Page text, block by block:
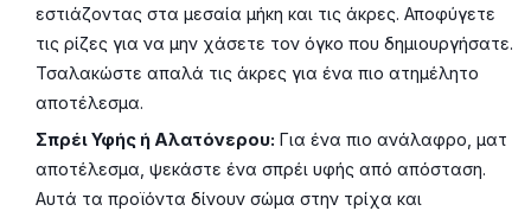
εστιάζοντας στα μεσαία μήκη και τις άκρες. Αποφύγετε
τις ρίζες για να μην χάσετε τον όγκο που δημιουργήσατε.
Τσαλακώστε απαλά τις άκρες για ένα πιο ατημέλητο
αποτέλεσμα.
Σπρέι Υφής ή Αλατόνερου: Για ένα πιο ανάλαφρο, ματ
αποτέλεσμα, ψεκάστε ένα σπρέι υφής από απόσταση.
Αυτά τα προϊόντα δίνουν σώμα στην τρίχα και